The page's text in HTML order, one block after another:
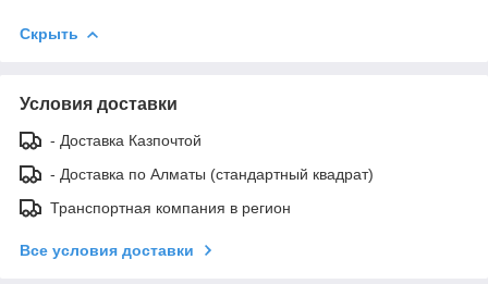
Скрыть
Условия доставки
- Доставка Казпочтой
- Доставка по Алматы (стандартный квадрат)
Транспортная компания в регион
Все условия доставки